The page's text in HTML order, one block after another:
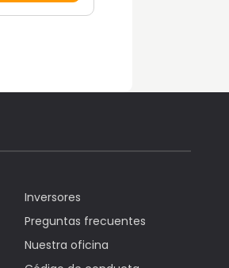
Inversores
Preguntas frecuentes
Nuestra oficina